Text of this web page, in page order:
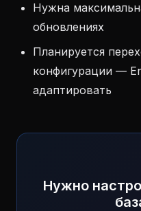
Нужна
обновлениях
Планируется
конфигурации —
адаптировать
Нужно